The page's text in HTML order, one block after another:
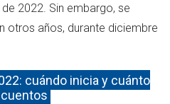
2022. Sin embargo, se
otros años, durante diciembre
cuándo inicia y cuánto